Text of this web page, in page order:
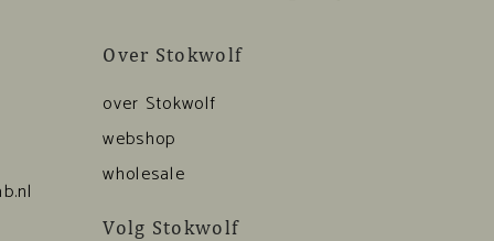
Over Stokwolf
over Stokwolf
webshop
wholesale
Volg Stokwolf